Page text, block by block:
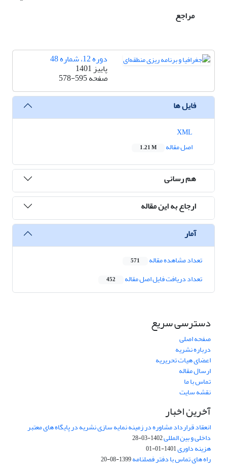
مراجع
دوره 12، شماره 48
پاییز 1401
صفحه578-595
فایل ها
اصل مقاله
1.21 M
هم رسانی
ارجاع به این مقاله
آمار
تعداد مشاهده مقاله 571
تعداد دریافت فایل اصل مقاله 452
دسترسی سریع
صفحه اصلی
درباره نشریه
اعضای هیات تحریریه
ارسال مقاله
تماس با ما
نقشه سایت
آخرین اخبار
انعقاد قرارداد مشاوره در زمینه نمایه سازی نشریه در پایگاه های معتبر
داخلی و بین المللی1402-03-28
هزینه داوری1401-01-01
راه های تماس با دفتر فصلنامه1399-08-20